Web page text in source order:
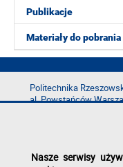
Publikacje
Materiały do pobrania
Politechnika
al. Powstańców
e-mail:
Nasze serwisy